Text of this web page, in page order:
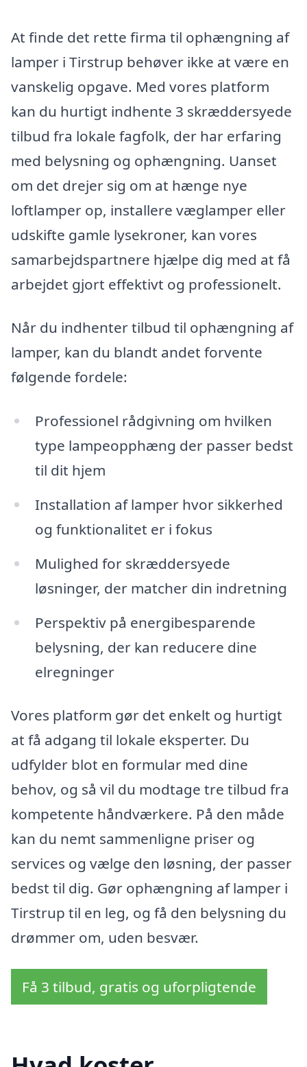
At finde det rette firma til ophængning af
lamper i Tirstrup behøver ikke at være en
vanskelig opgave. Med vores platform
kan du hurtigt indhente 3 skræddersyede
tilbud fra lokale fagfolk, der har erfaring
med belysning og ophængning. Uanset
om det drejer sig om at hænge nye
loftlamper op, installere væglamper eller
udskifte gamle lysekroner, kan vores
samarbejdspartnere hjælpe dig med at få
arbejdet gjort effektivt og professionelt.
Når du indhenter tilbud til ophængning af
lamper, kan du blandt andet forvente
følgende fordele:
Professionel rådgivning om hvilken
type lampeopphæng der passer bedst
til dit hjem
Installation af lamper hvor sikkerhed
og funktionalitet er i fokus
Mulighed for skræddersyede
løsninger, der matcher din indretning
Perspektiv på energibesparende
belysning, der kan reducere dine
elregninger
Vores platform gør det enkelt og hurtigt
at få adgang til lokale eksperter. Du
udfylder blot en formular med dine
behov, og så vil du modtage tre tilbud fra
kompetente håndværkere. På den måde
kan du nemt sammenligne priser og
services og vælge den løsning, der passer
bedst til dig. Gør ophængning af lamper i
Tirstrup til en leg, og få den belysning du
drømmer om, uden besvær.
Få 3 tilbud, gratis og uforpligtende